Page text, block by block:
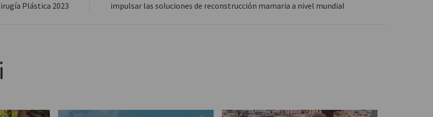
Plástica 2023
impulsar las soluciones de reconstrucción mamaria a nivel mundial